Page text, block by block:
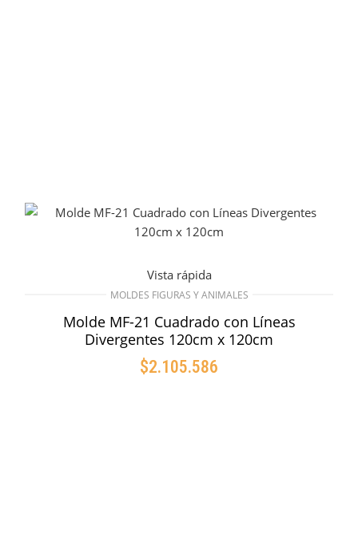
Vista rápida
MOLDES FIGURAS Y ANIMALES
Molde MF-21 Cuadrado con Líneas
Divergentes 120cm x 120cm
$2.105.586